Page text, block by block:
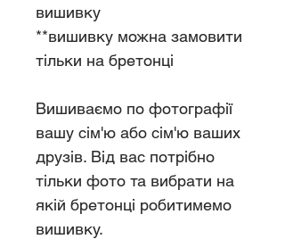
вишивку
**вишивку можна замовити
тільки на бретонці
Вишиваємо по фотографії
вашу сім'ю або сім'ю ваших
друзів. Від вас потрібно
тільки фото та вибрати на
якій бретонці робитимемо
вишивку.